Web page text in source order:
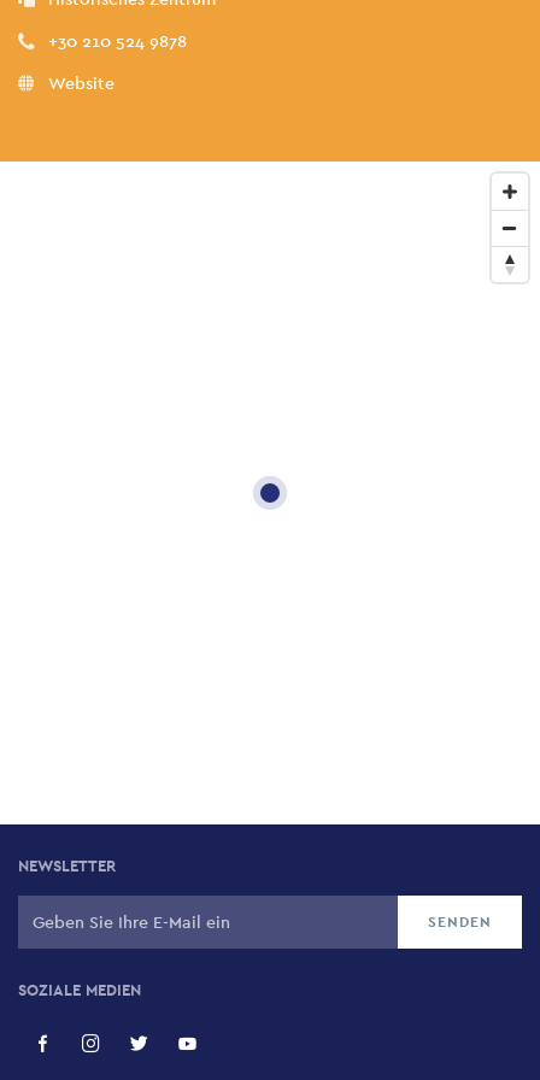
+30 210 524 9878
Website
NEWSLETTER
SOZIALE MEDIEN